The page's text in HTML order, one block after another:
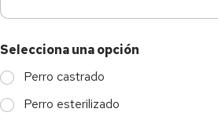
Selecciona una opción
Perro castrado
Perro esterilizado